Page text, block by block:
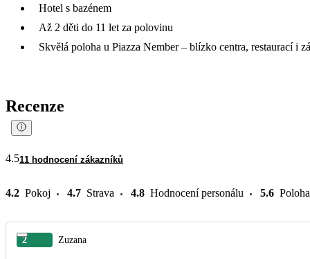
Hotel s bazénem
Až 2 děti do 11 let za polovinu
Skvělá poloha u Piazza Nember – blízko centra, restaurací i
Recenze
4.511 hodnocení zákazníků
4.2 Pokoj 4.7 Strava 4.8 Hodnocení personálu 5.6 Poloha
2 Zuzana